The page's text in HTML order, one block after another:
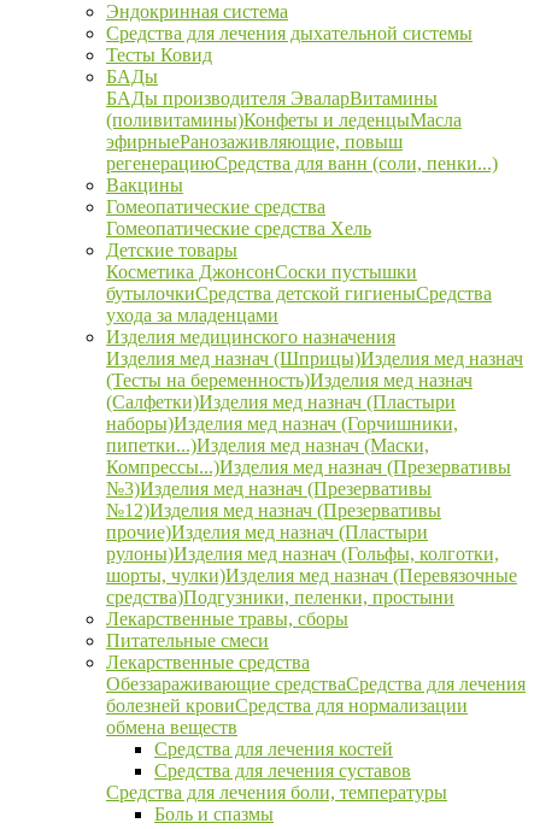
Эндокринная система
Средства для лечения дыхательной системы
Тесты Ковид
БАДы
БАДы производителя ЭваларВитамины
(поливитамины)Конфеты и леденцыМасла
эфирныеРанозаживляющие, повыш
регенерациюСредства для ванн (соли, пенки...)
Вакцины
Гомеопатические средства
Гомеопатические средства Хель
Детские товары
Косметика ДжонсонСоски пустышки
бутылочкиСредства детской гигиеныСредства
ухода за младенцами
Изделия медицинского назначения
Изделия мед назнач (Шприцы)Изделия мед назнач
(Тесты на беременность)Изделия мед назнач
(Салфетки)Изделия мед назнач (Пластыри
наборы)Изделия мед назнач (Горчишники,
пипетки...)Изделия мед назнач (Маски,
Компрессы...)Изделия мед назнач (Презервативы
№3)Изделия мед назнач (Презервативы
№12)Изделия мед назнач (Презервативы
прочие)Изделия мед назнач (Пластыри
рулоны)Изделия мед назнач (Гольфы, колготки,
шорты, чулки)Изделия мед назнач (Перевязочные
средства)Подгузники, пеленки, простыни
Лекарственные травы, сборы
Питательные смеси
Лекарственные средства
Обеззараживающие средстваСредства для лечения
болезней кровиСредства для нормализации
обмена веществ
Средства для лечения костей
Средства для лечения суставов
Средства для лечения боли, температуры
Боль и спазмы